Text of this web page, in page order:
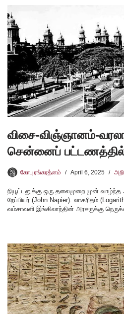
விசை-விஞ்ஞானம்-
சென்னைப்
கோபு ரங்கரத்னம் April 6, 2025
நியூட்டனுக்கு ஒரு தலைமுறை முன்
நேப்பியர் (John Napier). லாகரிதம்
வம்சாவளி இங்கிலாந்தின் அரசருக்கு